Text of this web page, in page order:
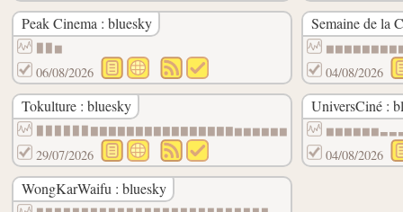
Peak Cinema : bluesky
▉▉▆
06/08/2026
Semaine de la
04/08/2026
Tokulture : bluesky
▉▉▉▉▉▉▇▇▇▇▇▇▇▇▇▇▇▇▇▇▇▇▆▆▆▆▆▆
29/07/2026
UniversCiné :
04/08/2026
WongKarWaifu : bluesky